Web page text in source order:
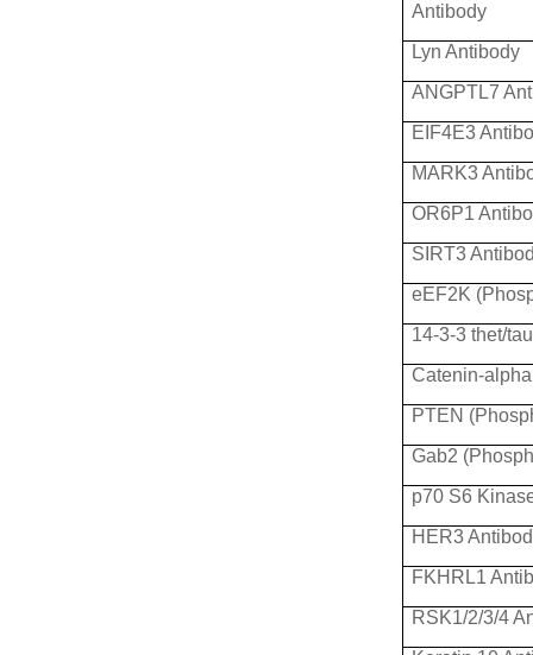
Antibody
Lyn Antibody
ANGPTL7
EIF4E3
MARK3
OR6P1
SIRT3
eEF2K
14-3-3 thet/
Catenin-
PTEN
Gab2
p70 S6
HER3
FKHRL1
RSK1/2/3/4